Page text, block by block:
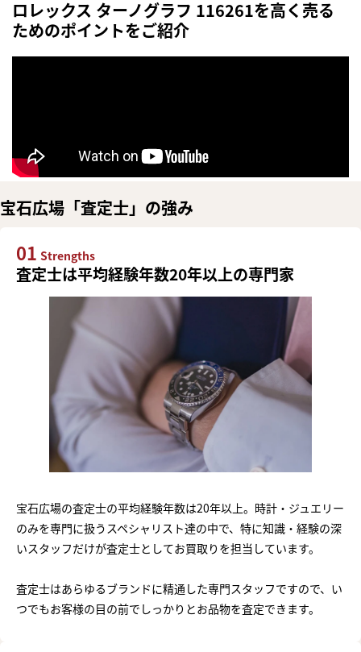
ロレックス ターノグラフ 116261を高く売る
ためのポイントをご紹介
宝石広場「査定士」の強み
01 Strengths
査定士は平均経験年数20年以上の専門家
宝石広場の査定士の平均経験年数は20年以上。時計・ジュエリー
のみを専門に扱うスペシャリスト達の中で、特に知識・経験の深
いスタッフだけが査定士としてお買取りを担当しています。
査定士はあらゆるブランドに精通した専門スタッフですので、い
つでもお客様の目の前でしっかりとお品物を査定できます。